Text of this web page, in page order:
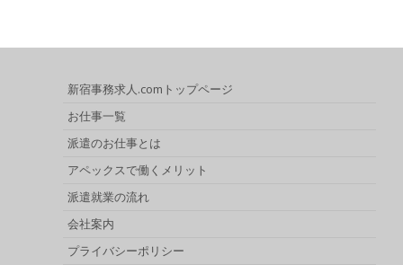
新宿事務求人.comトップページ
お仕事一覧
派遣のお仕事とは
アペックスで働くメリット
派遣就業の流れ
会社案内
プライバシーポリシー